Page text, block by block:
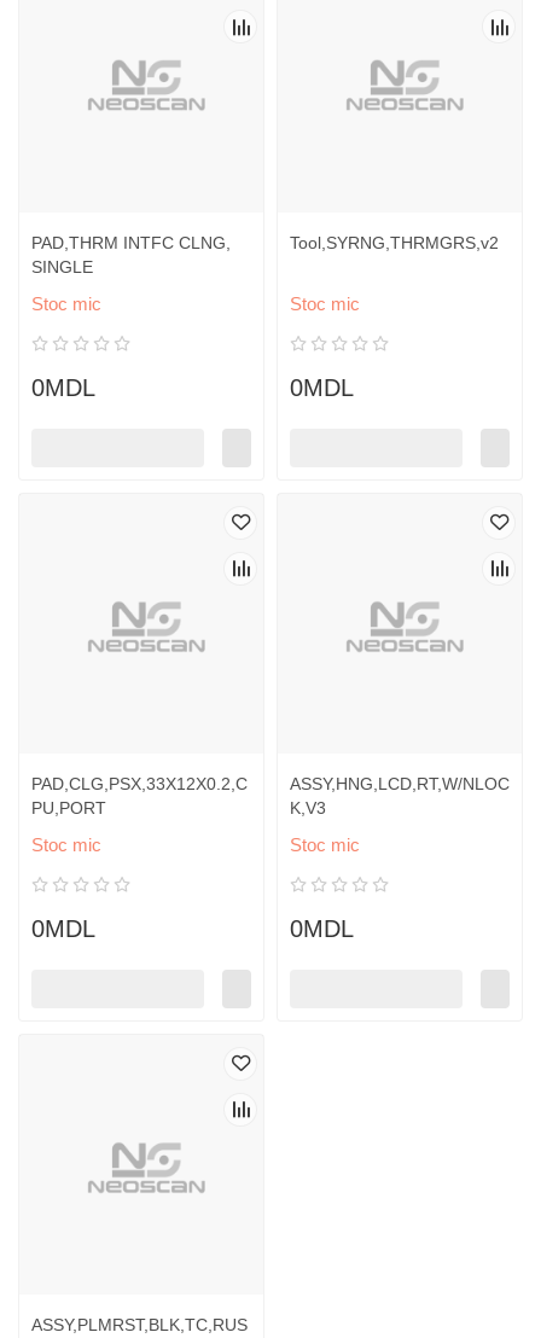
PAD,THRM INTFC CLNG,
SINGLE
Stoc mic
0MDL
Tool,SYRNG,THRMGRS,v2
Stoc mic
0MDL
PAD,CLG,PSX,33X12X0.2,C
PU,PORT
Stoc mic
0MDL
ASSY,HNG,LCD,RT,W/NLOC
K,V3
Stoc mic
0MDL
ASSY,PLMRST,BLK,TC,RUS